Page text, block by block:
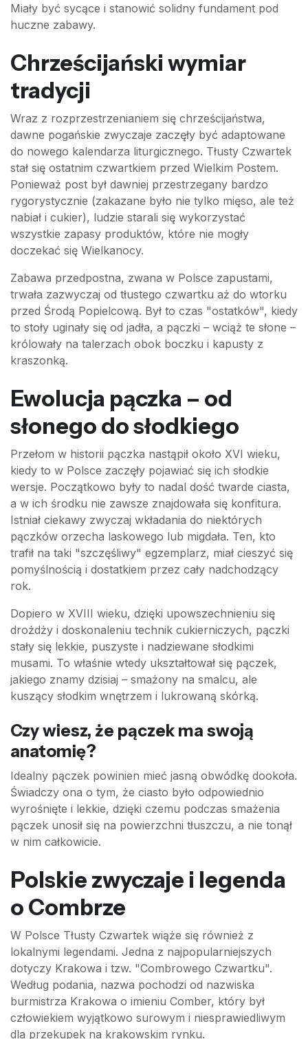
Miały być sycące i stanowić solidny fundament pod
huczne zabawy.
Chrześcijański wymiar
tradycji
Wraz z rozprzestrzenianiem się chrześcijaństwa,
dawne pogańskie zwyczaje zaczęły być adaptowane
do nowego kalendarza liturgicznego. Tłusty Czwartek
stał się ostatnim czwartkiem przed Wielkim Postem.
Ponieważ post był dawniej przestrzegany bardzo
rygorystycznie (zakazane było nie tylko mięso, ale też
nabiał i cukier), ludzie starali się wykorzystać
wszystkie zapasy produktów, które nie mogły
doczekać się Wielkanocy.
Zabawa przedpostna, zwana w Polsce zapustami,
trwała zazwyczaj od tłustego czwartku aż do wtorku
przed Środą Popielcową. Był to czas "ostatków", kiedy
to stoły uginały się od jadła, a pączki – wciąż te słone –
królowały na talerzach obok boczku i kapusty z
kraszonką.
Ewolucja pączka – od
słonego do słodkiego
Przełom w historii pączka nastąpił około XVI wieku,
kiedy to w Polsce zaczęły pojawiać się ich słodkie
wersje. Początkowo były to nadal dość twarde ciasta,
a w ich środku nie zawsze znajdowała się konfitura.
Istniał ciekawy zwyczaj wkładania do niektórych
pączków orzecha laskowego lub migdała. Ten, kto
trafił na taki "szczęśliwy" egzemplarz, miał cieszyć się
pomyślnością i dostatkiem przez cały nadchodzący
rok.
Dopiero w XVIII wieku, dzięki upowszechnieniu się
drożdży i doskonaleniu technik cukierniczych, pączki
stały się lekkie, puszyste i nadziewane słodkimi
musami. To właśnie wtedy ukształtował się pączek,
jakiego znamy dzisiaj – smażony na smalcu, ale
kuszący słodkim wnętrzem i lukrowaną skórką.
Czy wiesz, że pączek ma swoją
anatomię?
Idealny pączek powinien mieć jasną obwódkę dookoła.
Świadczy ona o tym, że ciasto było odpowiednio
wyrośnięte i lekkie, dzięki czemu podczas smażenia
pączek unosił się na powierzchni tłuszczu, a nie tonął
w nim całkowicie.
Polskie zwyczaje i legenda
o Combrze
W Polsce Tłusty Czwartek wiąże się również z
lokalnymi legendami. Jedna z najpopularniejszych
dotyczy Krakowa i tzw. "Combrowego Czwartku".
Według podania, nazwa pochodzi od nazwiska
burmistrza Krakowa o imieniu Comber, który był
człowiekiem wyjątkowo surowym i niesprawiedliwym
dla przekupek na krakowskim rynku.